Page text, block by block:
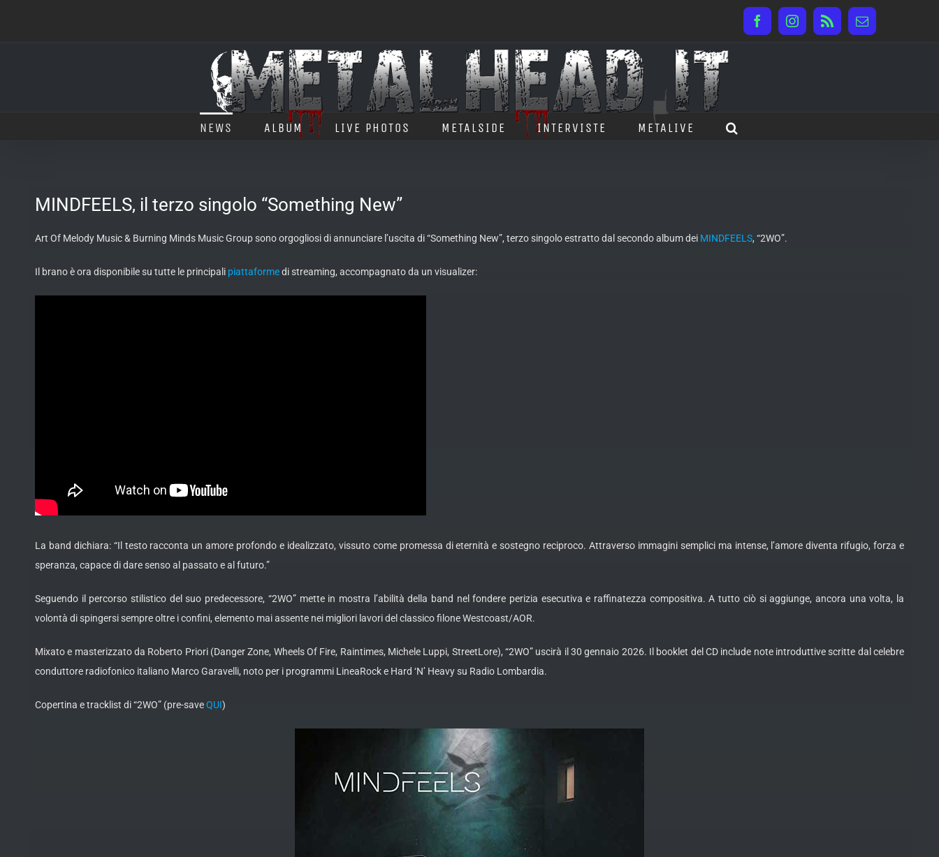
FacebookInstagram
Rss Email
NEWS ALBUM LIVE PHOTOS METALSIDE INTERVISTE METALIVE
MINDFEELS, il terzo singolo “Something New”
Art Of Melody Music & Burning Minds Music Group sono orgogliosi di annunciare l’uscita di “Something New”, terzo singolo estratto dal secondo album dei MINDFEELS, “2WO”.
Il brano è ora disponibile su tutte le principali piattaformedi streaming, accompagnato da un visualizer:
La band dichiara: “Il testo racconta un amore profondo e idealizzato, vissuto come promessa di eternità e sostegno reciproco. Attraverso immagini semplici ma intense, l’amore diventa rifugio, forza e
speranza, capace di dare senso al passato e al futuro.”
Seguendo il percorso stilistico del suo predecessore, “2WO” mette in mostra l’abilità della band nel fondere perizia esecutiva e raffinatezza compositiva. A tutto ciò si aggiunge, ancora una volta, la
volontà di spingersi sempre oltre i confini, elemento mai assente nei migliori lavori del classico filone Westcoast/AOR.
Mixato e masterizzato da Roberto Priori (Danger Zone, Wheels Of Fire, Raintimes, Michele Luppi, StreetLore), “2WO” uscirà il 30 gennaio 2026. Il booklet del CD include note introduttive scritte dal celebre
conduttore radiofonico italiano Marco Garavelli, noto per i programmi LineaRock e Hard ‘N’ Heavy su Radio Lombardia.
Copertina e tracklist di “2WO” (pre-saveQUI)